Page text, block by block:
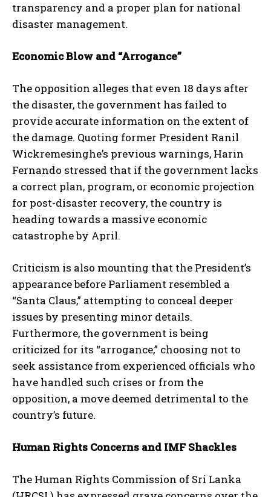
transparency and a proper plan for national
disaster management.
Economic Blow and “Arrogance”
The opposition alleges that even 18 days after
the disaster, the government has failed to
provide accurate information on the extent of
the damage. Quoting former President Ranil
Wickremesinghe’s previous warnings, Harin
Fernando stressed that if the government lacks
a correct plan, program, or economic projection
for post-disaster recovery, the country is
heading towards a massive economic
catastrophe by April.
Criticism is also mounting that the President’s
appearance before Parliament resembled a
“Santa Claus,” attempting to conceal deeper
issues by presenting minor details.
Furthermore, the government is being
criticized for its “arrogance,” choosing not to
seek assistance from experienced officials who
have handled such crises or from the
opposition, a move deemed detrimental to the
country’s future.
Human Rights Concerns and IMF Shackles
The Human Rights Commission of Sri Lanka